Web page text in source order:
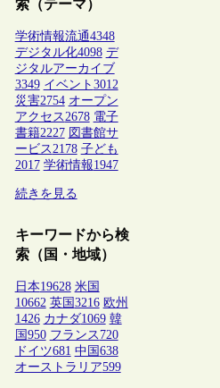
索（テーマ）
学術情報流通4348
デジタル化4098 デ
ジタルアーカイブ
3349 イベント 3012
災害2754 オープン
アクセス2678 電子
書籍2227 図書館サ
ービス2178 子ども
2017 学術情報1947
続きを見る
キーワードから検
索（国・地域）
日本19628 米国
10662 英国 3216 欧州
1426 カナダ1069 韓
国 950 フランス 720
ドイツ681 中国 638
オーストラリア599